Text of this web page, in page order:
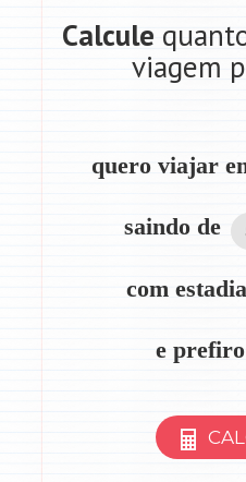
Calcule
viagem
quero viajar
saindo de
com
e prefiro